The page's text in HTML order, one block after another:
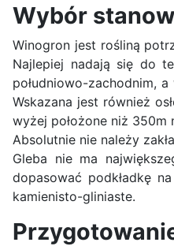
Wybór
Winogron jest rośliną
Najlepiej nadają się do
południowo-zachodnim,
Wskazana jest również
wyżej położone niż 350m
Absolutnie nie należy
Gleba nie ma
dopasować podkładkę
kamienisto-gliniaste.